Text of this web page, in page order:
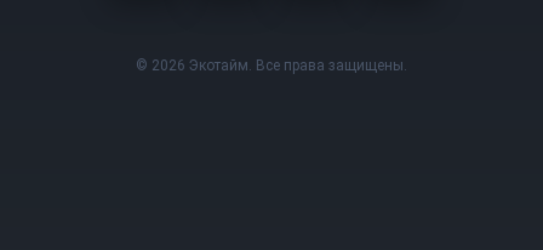
© 2026 Экотайм. Все права защищены.